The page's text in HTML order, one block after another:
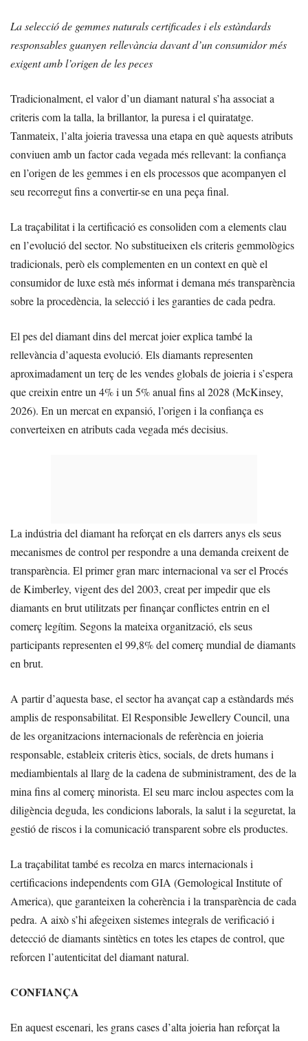
La selecció de gemmes naturals certificades i els estàndards
responsables guanyen rellevància davant d’un consumidor més
exigent amb l’origen de les peces
Tradicionalment, el valor d’un diamant natural s’ha associat a
criteris com la talla, la brillantor, la puresa i el quiratatge.
Tanmateix, l’alta joieria travessa una etapa en què aquests atributs
conviuen amb un factor cada vegada més rellevant: la confiança
en l’origen de les gemmes i en els processos que acompanyen el
seu recorregut fins a convertir-se en una peça final.
La traçabilitat i la certificació es consoliden com a elements clau
en l’evolució del sector. No substitueixen els criteris gemmològics
tradicionals, però els complementen en un context en què el
consumidor de luxe està més informat i demana més transparència
sobre la procedència, la selecció i les garanties de cada pedra.
El pes del diamant dins del mercat joier explica també la
rellevància d’aquesta evolució. Els diamants representen
aproximadament un terç de les vendes globals de joieria i s’espera
que creixin entre un 4% i un 5% anual fins al 2028 (McKinsey,
2026). En un mercat en expansió, l’origen i la confiança es
converteixen en atributs cada vegada més decisius.
La indústria del diamant ha reforçat en els darrers anys els seus
mecanismes de control per respondre a una demanda creixent de
transparència. El primer gran marc internacional va ser el Procés
de Kimberley, vigent des del 2003, creat per impedir que els
diamants en brut utilitzats per finançar conflictes entrin en el
comerç legítim. Segons la mateixa organització, els seus
participants representen el 99,8% del comerç mundial de diamants
en brut.
A partir d’aquesta base, el sector ha avançat cap a estàndards més
amplis de responsabilitat. El Responsible Jewellery Council, una
de les organitzacions internacionals de referència en joieria
responsable, estableix criteris ètics, socials, de drets humans i
mediambientals al llarg de la cadena de subministrament, des de la
mina fins al comerç minorista. El seu marc inclou aspectes com la
diligència deguda, les condicions laborals, la salut i la seguretat, la
gestió de riscos i la comunicació transparent sobre els productes.
La traçabilitat també es recolza en marcs internacionals i
certificacions independents com GIA (Gemological Institute of
America), que garanteixen la coherència i la transparència de cada
pedra. A això s’hi afegeixen sistemes integrals de verificació i
detecció de diamants sintètics en totes les etapes de control, que
reforcen l’autenticitat del diamant natural.
CONFIANÇA
En aquest escenari, les grans cases d’alta joieria han reforçat la